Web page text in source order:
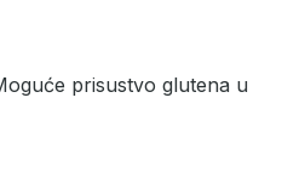
prisustvo glutena u